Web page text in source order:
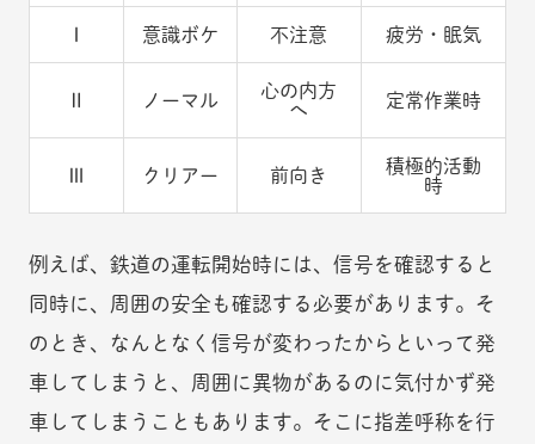
Ⅰ 意識ボケ 不注意 疲労・眠気
Ⅱ ノーマル
心の内方
へ
定常作業時
Ⅲ クリアー 前向き
積極的活動
時
例えば、鉄道の運転開始時には、信号を確認すると
同時に、周囲の安全も確認する必要があります。そ
のとき、なんとなく信号が変わったからといって発
車してしまうと、周囲に異物があるのに気付かず発
車してしまうこともあります。そこに指差呼称を行